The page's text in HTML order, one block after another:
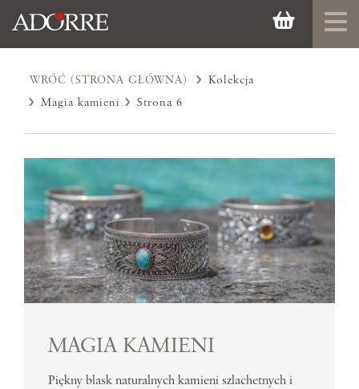
WRÓĆ (STRONA GŁÓWNA)
Kolekcja
Magia kamieni
Strona 6
MAGIA KAMIENI
Piękny blask naturalnych kamieni szlachetnych i